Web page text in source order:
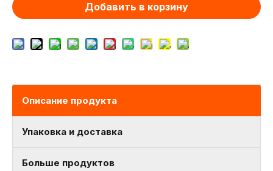
Добавить в корзину
Описание продукта
Упаковка и доставка
Больше продуктов